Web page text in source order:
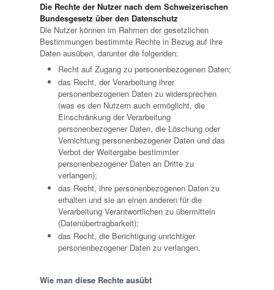
Die Rechte der Nutzer nach dem Schweizerischen
Bundesgesetz über den Datenschutz
Die Nutzer können im Rahmen der gesetzlichen
Bestimmungen bestimmte Rechte in Bezug auf ihre
Daten ausüben, darunter die folgenden:
Recht auf Zugang zu personenbezogenen Daten;
das Recht, der Verarbeitung ihrer
personenbezogenen Daten zu widersprechen
(was es den Nutzern auch ermöglicht, die
Einschränkung der Verarbeitung
personenbezogener Daten, die Löschung oder
Vernichtung personenbezogener Daten und das
Verbot der Weitergabe bestimmter
personenbezogener Daten an Dritte zu
verlangen);
das Recht, ihre personenbezogenen Daten zu
erhalten und sie an einen anderen für die
Verarbeitung Verantwortlichen zu übermitteln
(Datenübertragbarkeit);
das Recht, die Berichtigung unrichtiger
personenbezogener Daten zu verlangen.
Wie man diese Rechte ausübt